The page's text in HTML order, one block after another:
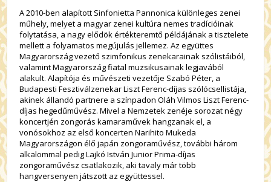
A 2010-ben alapított Sinfonietta Pannonica különleges zenei
műhely, melyet a magyar zenei kultúra nemes tradícióinak
folytatása, a nagy elődök értékteremtő példájának a tisztelete
mellett a folyamatos megújulás jellemez. Az együttes
Magyarország vezető szimfonikus zenekarainak szólistáiból,
valamint Magyarország fiatal muzsikusainak legjavából
alakult. Alapítója és művészeti vezetője Szabó Péter, a
Budapesti Fesztiválzenekar Liszt Ferenc-díjas szólócsellistája,
akinek állandó partnere a színpadon Oláh Vilmos Liszt Ferenc-
díjas hegedűművész. Mivel a Nemzetek zenéje sorozat négy
koncertjén zongorás kamaraművek hangzanak el, a
vonósokhoz az első koncerten Narihito Mukeda
Magyarországon élő japán zongoraművész, további három
alkalommal pedig Lajkó István Junior Prima-díjas
zongoraművész csatlakozik, aki tavaly már több
hangversenyen játszott az együttessel.